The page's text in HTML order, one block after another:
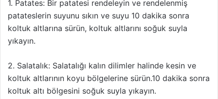
1. Patates: Bir patatesi rendeleyin ve rendelenmiş
patateslerin suyunu sıkın ve suyu 10 dakika sonra
koltuk altlarına sürün, koltuk altlarını soğuk suyla
yıkayın.
2. Salatalık: Salatalığı kalın dilimler halinde kesin ve
koltuk altlarının koyu bölgelerine sürün.10 dakika sonra
koltuk altı bölgesini soğuk suyla yıkayın.